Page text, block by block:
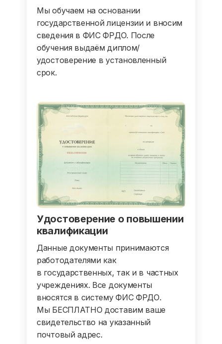
Мы обучаем на основании
государственной лицензии и вносим
сведения в ФИС ФРДО. После
обучения выдаём диплом/
удостоверение в установленный
срок.
Данные документы принимаются
работодателями как
в государственных, так и в частных
учреждениях. Все документы
вносятся в систему ФИС ФРДО.
Мы БЕСПЛАТНО доставим ваше
свидетельство на указанный
почтовый адрес.
Удостоверение о повышении
квалификации